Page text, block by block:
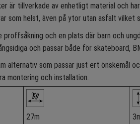
är tillverkade av enhetligt material och
som helst, även på ytor utan asfalt vilket
och en plats där barn och
och passar både för skateboard,
alternativ som passar just ert önskemål
montering och installation.
27m